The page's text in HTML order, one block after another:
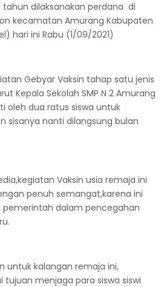
tahun dilaksanakan perdana di
kecamatan Amurang Kabupaten
hari ini Rabu (1/09/2021)
Gebyar Vaksin tahap satu jenis
Kepala Sekolah SMP N 2 Amurang
oleh dua ratus siswa untuk
sisanya nanti dilangsung bulan
Vaksin usia remaja ini
penuh semangat,karena ini
dalam pencegahan
untuk kalangan remaja ini,
menjaga para siswa siswi